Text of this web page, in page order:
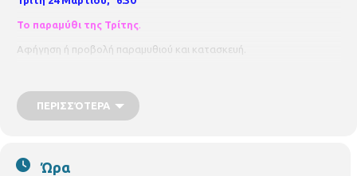
Το παραμύθι της Τρίτης.
Αφήγηση ή προβολή παραμυθιού και κατασκευή.
ΠΕΡΙΣΣΌΤΕΡΑ
Ώρα